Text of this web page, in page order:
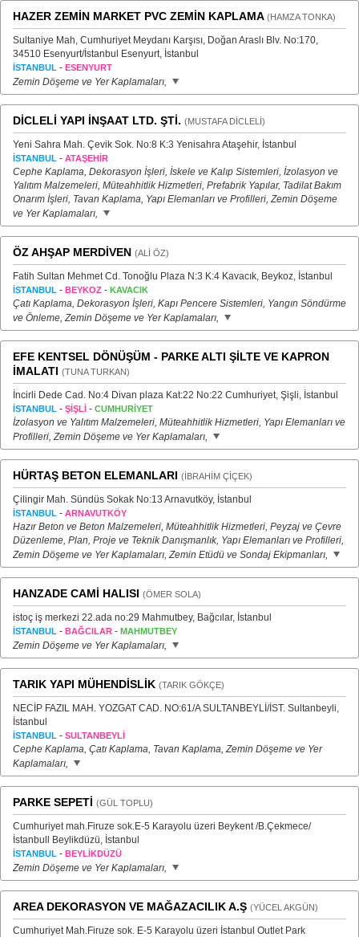
HAZER ZEMİN MARKET PVC ZEMİN KAPLAMA (HAMZA TONKA)
Sultaniye Mah, Cumhuriyet Meydanı Karşısı, Doğan Araslı Blv. No:170,
34510 Esenyurt/İstanbul Esenyurt, İstanbul
İSTANBUL - ESENYURT
Zemin Döşeme ve Yer Kaplamaları,
DİCLELİ YAPI İNŞAAT LTD. ŞTİ. (MUSTAFA DİCLELİ)
Yeni Sahra Mah. Çevik Sok. No:8 K:3 Yenisahra Ataşehir, İstanbul
İSTANBUL - ATAŞEHİR
Cephe Kaplama, Dekorasyon İşleri, İskele ve Kalıp Sistemleri, İzolasyon ve
Yalıtım Malzemeleri, Müteahhitlik Hizmetleri, Prefabrik Yapılar, Tadilat Bakım
Onarım İşleri, Tavan Kaplama, Yapı Elemanları ve Profilleri, Zemin Döşeme
ve Yer Kaplamaları,
ÖZ AHŞAP MERDİVEN (ALİ ÖZ)
Fatih Sultan Mehmet Cd. Tonoğlu Plaza N:3 K:4 Kavacık, Beykoz, İstanbul
İSTANBUL - BEYKOZ - KAVACIK
Çatı Kaplama, Dekorasyon İşleri, Kapı Pencere Sistemleri, Yangın Söndürme
ve Önleme, Zemin Döşeme ve Yer Kaplamaları,
EFE KENTSEL DÖNÜŞÜM - PARKE ALTI ŞİLTE VE KAPRON
İMALATI (TUNA TURKAN)
İncirli Dede Cad. No:4 Divan plaza Kat:22 No:22 Cumhuriyet, Şişli, İstanbul
İSTANBUL - ŞİŞLİ - CUMHURİYET
İzolasyon ve Yalıtım Malzemeleri, Müteahhitlik Hizmetleri, Yapı Elemanları ve
Profilleri, Zemin Döşeme ve Yer Kaplamaları,
HÜRTAŞ BETON ELEMANLARI (İBRAHİM ÇİÇEK)
Çilingir Mah. Sündüs Sokak No:13 Arnavutköy, İstanbul
İSTANBUL - ARNAVUTKÖY
Hazır Beton ve Beton Malzemeleri, Müteahhitlik Hizmetleri, Peyzaj ve Çevre
Düzenleme, Plan, Proje ve Teknik Danışmanlık, Yapı Elemanları ve Profilleri,
Zemin Döşeme ve Yer Kaplamaları, Zemin Etüdü ve Sondaj Ekipmanları,
HANZADE CAMİ HALISI (ÖMER SOLA)
istoç iş merkezi 22.ada no:29 Mahmutbey, Bağcılar, İstanbul
İSTANBUL - BAĞCILAR - MAHMUTBEY
Zemin Döşeme ve Yer Kaplamaları,
TARIK YAPI MÜHENDİSLİK (TARIK GÖKÇE)
NECİP FAZIL MAH. YOZGAT CAD. NO:61/A SULTANBEYLİ/İST. Sultanbeyli,
İstanbul
İSTANBUL - SULTANBEYLİ
Cephe Kaplama, Çatı Kaplama, Tavan Kaplama, Zemin Döşeme ve Yer
Kaplamaları,
PARKE SEPETİ (GÜL TOPLU)
Cumhuriyet mah.Firuze sok.E-5 Karayolu üzeri Beykent /B.Çekmece/
İstanbull Beylikdüzü, İstanbul
İSTANBUL - BEYLİKDÜZÜ
Zemin Döşeme ve Yer Kaplamaları,
AREA DEKORASYON VE MAĞAZACILIK A.Ş (YÜCEL AKGÜN)
Cumhuriyet Mah.Firuze sok. E-5 Karayolu üzeri İstanbul Outlet Park